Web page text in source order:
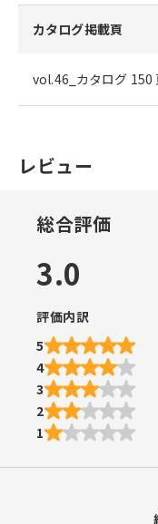
カタログ掲載頁
vol.46_カタログ 150
レビュー
総合評価
3.0
評価内訳
5
4
3
2
1